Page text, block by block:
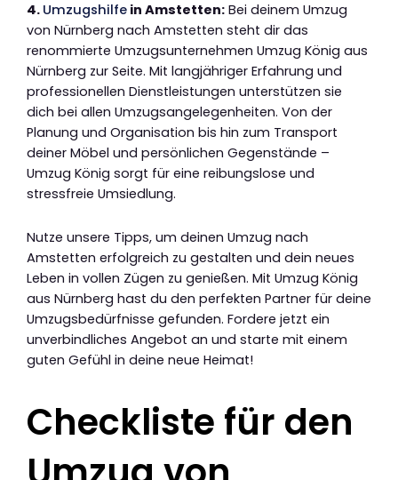
4. Umzugshilfe in Amstetten: Bei deinem Umzug
von Nürnberg nach Amstetten steht dir das
renommierte Umzugsunternehmen Umzug König aus
Nürnberg zur Seite. Mit langjähriger Erfahrung und
professionellen Dienstleistungen unterstützen sie
dich bei allen Umzugsangelegenheiten. Von der
Planung und Organisation bis hin zum Transport
deiner Möbel und persönlichen Gegenstände –
Umzug König sorgt für eine reibungslose und
stressfreie Umsiedlung.
Nutze unsere Tipps, um deinen Umzug nach
Amstetten erfolgreich zu gestalten und dein neues
Leben in vollen Zügen zu genießen. Mit Umzug König
aus Nürnberg hast du den perfekten Partner für deine
Umzugsbedürfnisse gefunden. Fordere jetzt ein
unverbindliches Angebot an und starte mit einem
guten Gefühl in deine neue Heimat!
Checkliste für den